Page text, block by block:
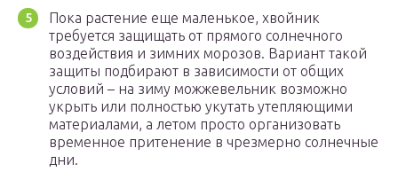
Пока растение еще маленькое, хвойник
требуется защищать от прямого солнечного
воздействия и зимних морозов. Вариант такой
защиты подбирают в зависимости от общих
условий – на зиму можжевельник возможно
укрыть или полностью укутать утепляющими
материалами, а летом просто организовать
временное притенение в чрезмерно солнечные
дни.